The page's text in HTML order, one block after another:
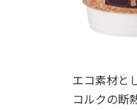
エコ素材と
コルクの断